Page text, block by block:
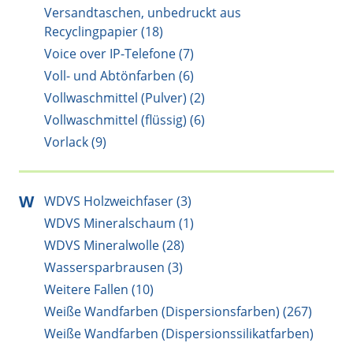
Versandtaschen, unbedruckt aus
Recyclingpapier (18)
Voice over IP-Telefone (7)
Voll- und Abtönfarben (6)
Vollwaschmittel (Pulver) (2)
Vollwaschmittel (flüssig) (6)
Vorlack (9)
W WDVS Holzweichfaser (3)
WDVS Mineralschaum (1)
WDVS Mineralwolle (28)
Wassersparbrausen (3)
Weitere Fallen (10)
Weiße Wandfarben (Dispersionsfarben) (267)
Weiße Wandfarben (Dispersionssilikatfarben)